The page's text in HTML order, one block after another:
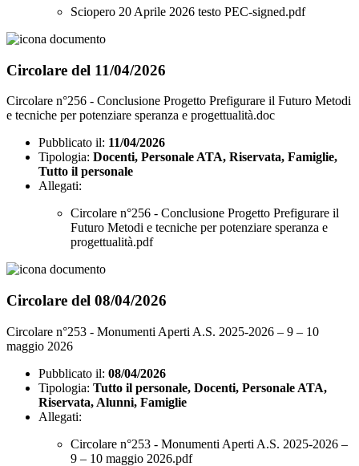
Sciopero 20 Aprile 2026 testo PEC-signed.pdf
Circolare del 11/04/2026
Circolare n°256 - Conclusione Progetto Prefigurare il Futuro Metodi
e tecniche per potenziare speranza e progettualità.doc
Pubblicato il: 11/04/2026
Tipologia: Docenti, Personale ATA, Riservata, Famiglie,
Tutto il personale
Allegati:
Circolare n°256 - Conclusione Progetto Prefigurare il
Futuro Metodi e tecniche per potenziare speranza e
progettualità.pdf
Circolare del 08/04/2026
Circolare n°253 - Monumenti Aperti A.S. 2025-2026 – 9 – 10
maggio 2026
Pubblicato il: 08/04/2026
Tipologia: Tutto il personale, Docenti, Personale ATA,
Riservata, Alunni, Famiglie
Allegati:
Circolare n°253 - Monumenti Aperti A.S. 2025-2026 –
9 – 10 maggio 2026.pdf